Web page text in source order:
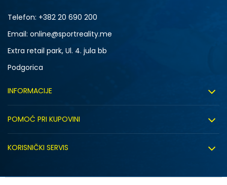
Telefon: +382 20 690 200
Email: online@sportreality.me
Extra retail park, Ul. 4. jula bb
Podgorica
INFORMACIJE
Zapošljavanje
Sindikalna prodaja
POMOĆ PRI KUPOVINI
Kako kupiti
KORISNIČKI SERVIS